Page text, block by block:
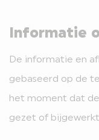
Informatie
De informatie en
gebaseerd op de
het moment dat de
gezet of